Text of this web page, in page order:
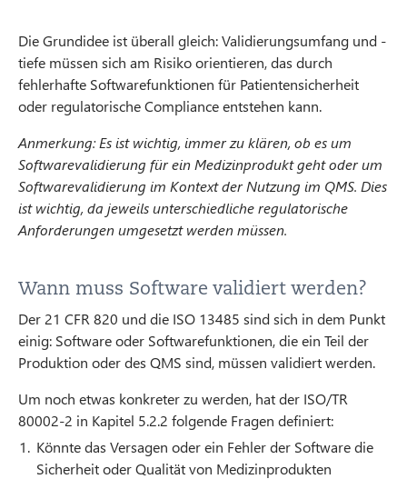
Die Grundidee ist überall gleich: Validierungsumfang und -
tiefe müssen sich am Risiko orientieren, das durch
fehlerhafte Softwarefunktionen für Patientensicherheit
oder regulatorische Compliance entstehen kann.
Anmerkung: Es ist wichtig, immer zu klären, ob es um
Softwarevalidierung für ein Medizinprodukt geht oder um
Softwarevalidierung im Kontext der Nutzung im QMS. Dies
ist wichtig, da jeweils unterschiedliche regulatorische
Anforderungen umgesetzt werden müssen.
Wann muss Software validiert werden?
Der 21 CFR 820 und die ISO 13485 sind sich in dem Punkt
einig: Software oder Softwarefunktionen, die ein Teil der
Produktion oder des QMS sind, müssen validiert werden.
Um noch etwas konkreter zu werden, hat der ISO/TR
80002-2 in Kapitel 5.2.2 folgende Fragen definiert:
Könnte das Versagen oder ein Fehler der Software die
Sicherheit oder Qualität von Medizinprodukten